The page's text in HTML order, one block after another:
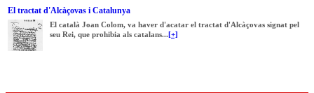
El tractat d'Alcàçovas i Catalunya
El català Joan Colom, va haver d'acatar el tractat d'Alcàçovas signat pel
seu Rei, que prohibia als catalans... [+]